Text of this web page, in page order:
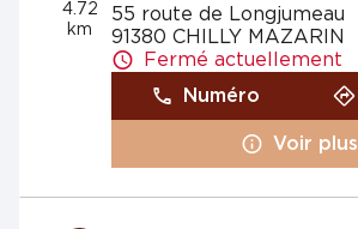
4.72
km
55 route de Longjumeau
91380 CHILLY MAZARIN
Fermé actuellement
Numéro
Voir plus